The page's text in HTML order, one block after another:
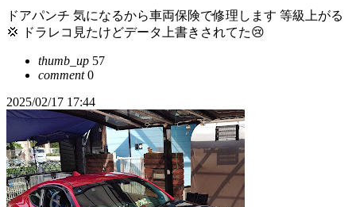
ドアパンチ 気になるから車両保険で修理します 等級上がる
💢 ドラレコ見たけどデータ上書きされてた😢
thumb_up 57
comment0
2025/02/17 17:44